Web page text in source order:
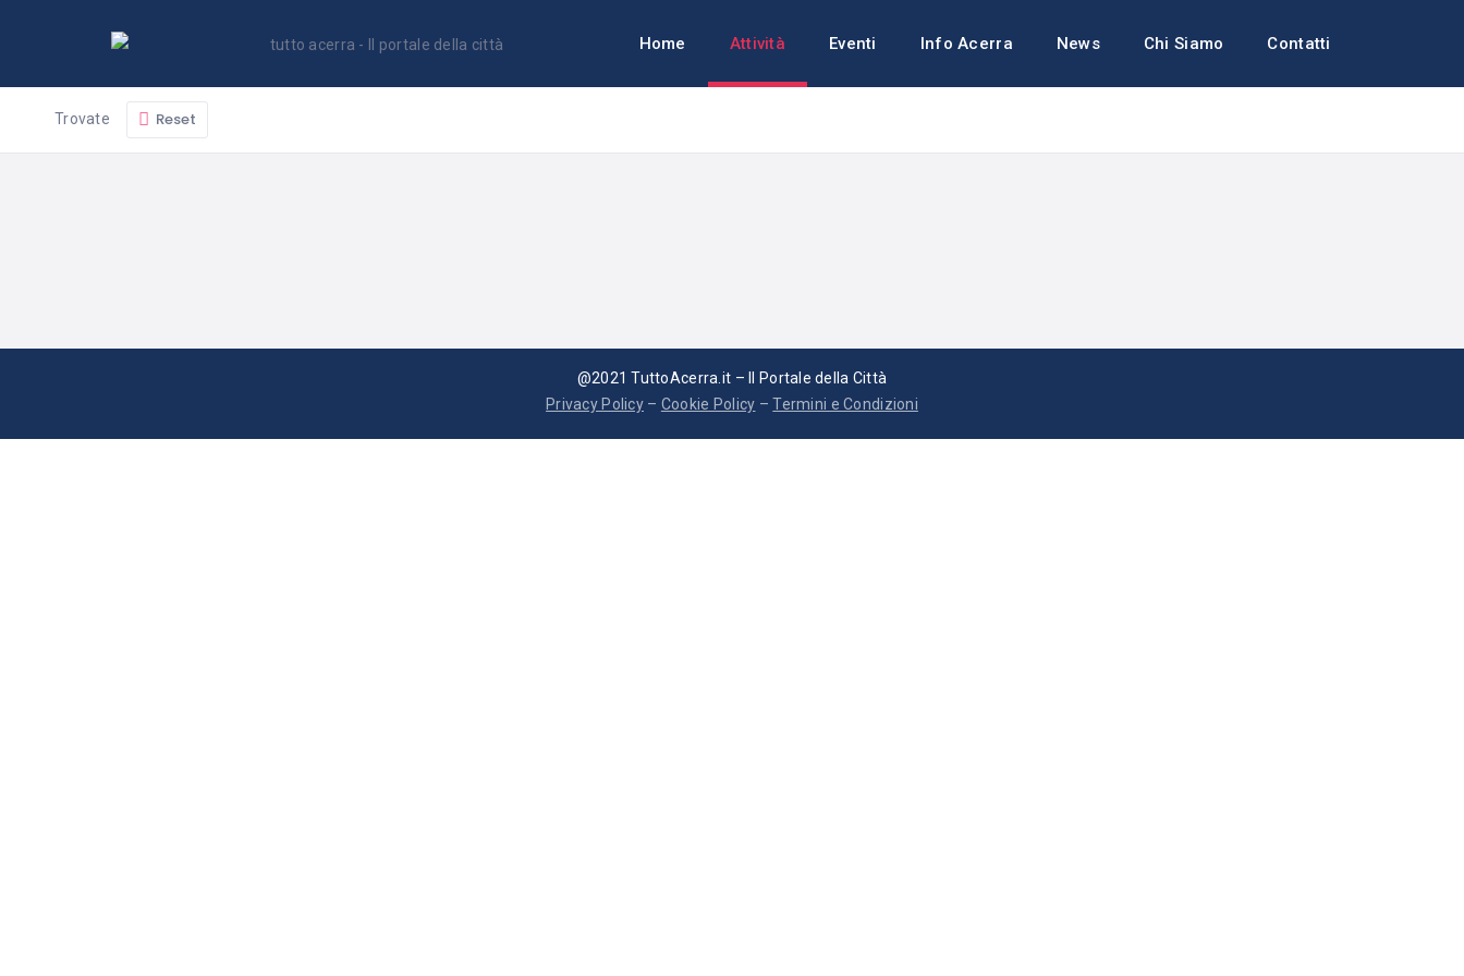
Home Attività Eventi Info Acerra News Chi Siamo Contatti
Trovate Reset
@2021 TuttoAcerra.it – Il Portale della Città
Privacy Policy– Cookie Policy –Termini e Condizioni